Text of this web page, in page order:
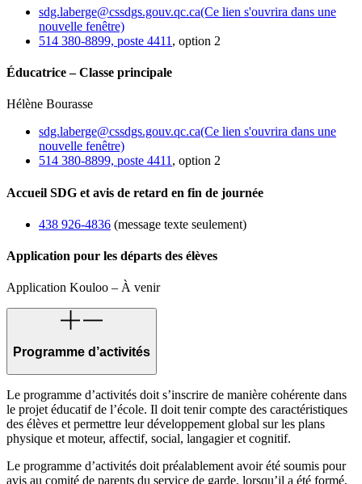
sdg.laberge@cssdgs.gouv.qc.ca(Ce lien s'ouvrira dans une
nouvelle fenêtre)
514 380-8899, poste 4411 , option 2
Éducatrice – Classe principale
Hélène Bourasse
sdg.laberge@cssdgs.gouv.qc.ca(Ce lien s'ouvrira dans une
nouvelle fenêtre)
514 380-8899, poste 4411 , option 2
Accueil SDG et avis de retard en fin de journée
438 926-4836 (message texte seulement)
Application pour les départs des élèves
Application Kouloo – À venir
Programme d’activités
Le programme d’activités doit s’inscrire de manière cohérente dans
le projet éducatif de l’école. Il doit tenir compte des caractéristiques
des élèves et permettre leur développement global sur les plans
physique et moteur, affectif, social, langagier et cognitif.
Le programme d’activités doit préalablement avoir été soumis pour
avis au comité de parents du service de garde, lorsqu’il a été formé,